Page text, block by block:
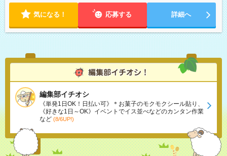
気になる！ 応募する 詳細へ
編集部イチオシ
《単発1日OK！日払い可》＊お菓子のモクモクシール貼り、
《好きな1日～OK》イベントでイス並べなどのカンタン作業
など (8/6UP!)